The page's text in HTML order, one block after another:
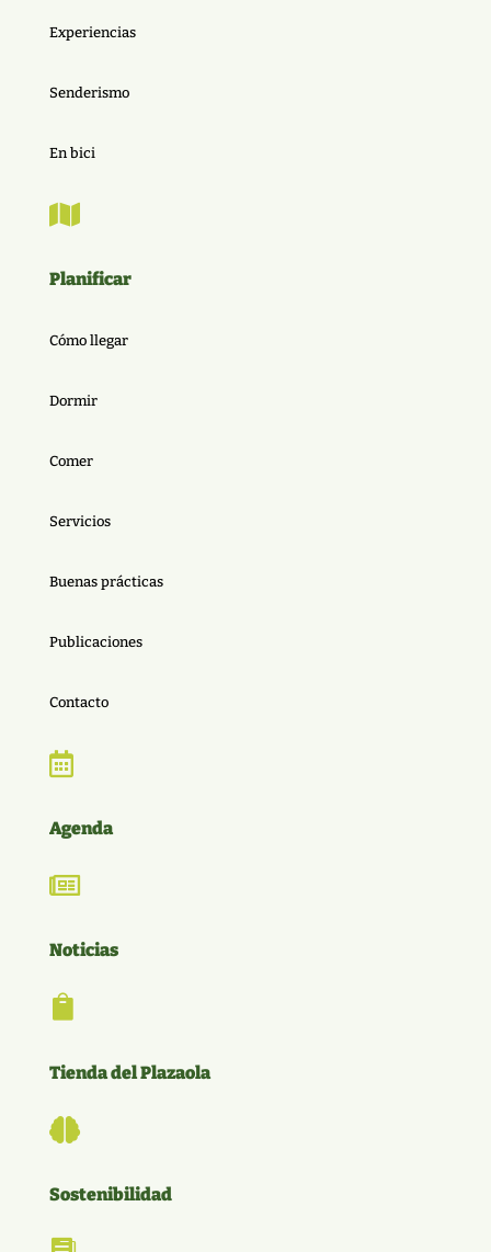
Experiencias
Senderismo
En bici

Planificar
Cómo llegar
Dormir
Comer
Servicios
Buenas prácticas
Publicaciones
Contacto

Agenda

Noticias

Tienda del Plazaola

Sostenibilidad